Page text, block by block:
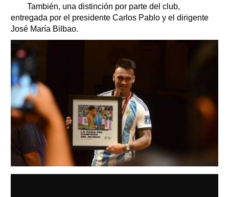
También, una distinción por parte del club,
entregada por el presidente Carlos Pablo y el dirigente
José María Bilbao.